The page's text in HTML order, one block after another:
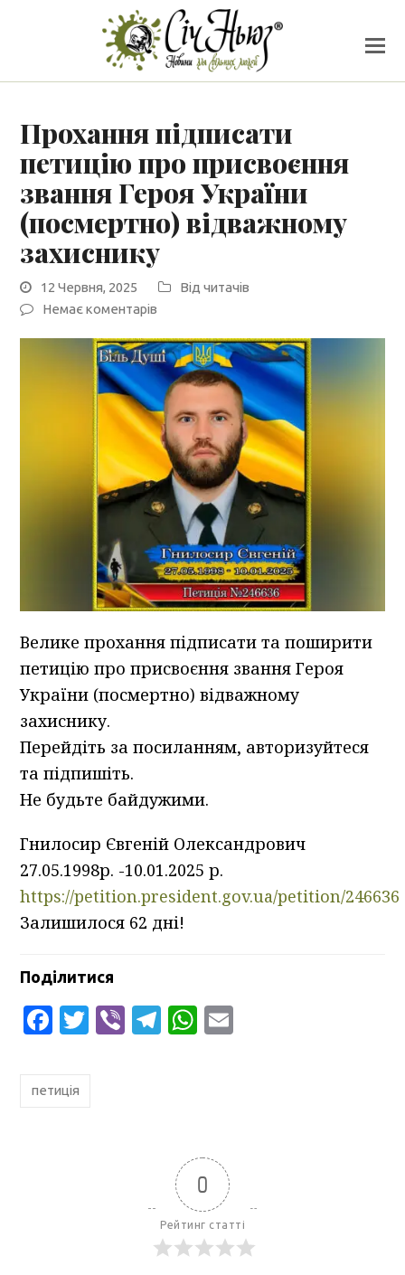
Прохання підписати
петицію про присвоєння
звання Героя України
(посмертно) відважному
захиснику
12 Червня, 2025
Від читачів
Немає коментарів
Велике прохання підписати та поширити
петицію про присвоєння звання Героя
України (посмертно) відважному
захиснику.
Перейдіть за посиланням, авторизуйтеся
та підпишіть.
Не будьте байдужими.
Гнилосир Євгеній Олександрович
27.05.1998р. -10.01.2025 р.
https://petition.president.gov.ua/petition/246636
Залишилося 62 дні!
Поділитися
Facebook
Twitter
ViberTelegram
WhatsApp
петиція
0
Рейтинг статті